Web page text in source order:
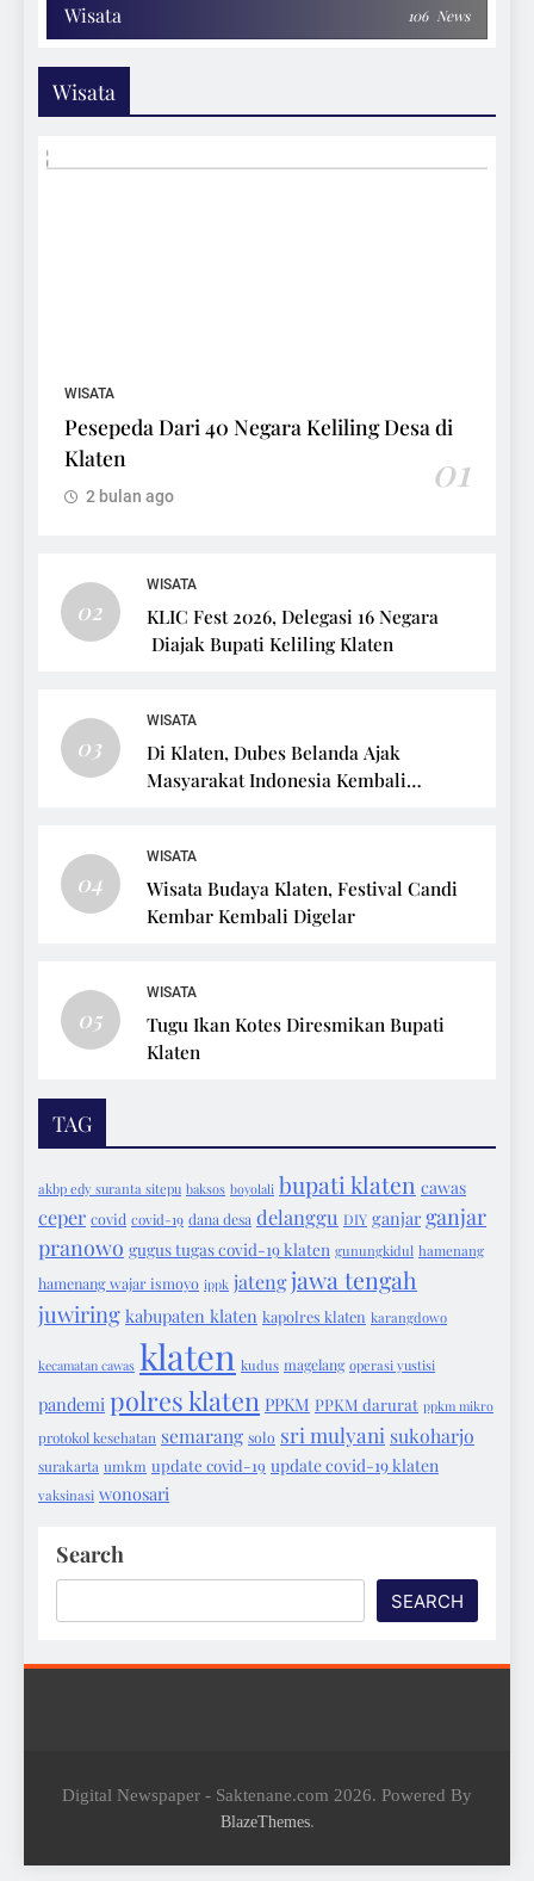
Wisata 106 News
Wisata
WISATA
Pesepeda Dari 40 Negara Keliling Desa di
Klaten
01
2 bulan ago
02
WISATA
KLIC Fest 2026, Delegasi 16 Negara
Diajak Bupati Keliling Klaten
03
WISATA
Di Klaten, Dubes Belanda Ajak
Masyarakat Indonesia Kembali
04
WISATA
Wisata Budaya Klaten, Festival Candi
Kembar Kembali Digelar
05
WISATA
Tugu Ikan Kotes Diresmikan Bupati
Klaten
TAG
akbp edy suranta sitepu baksos boyolali bupati klaten cawas
ceper covid covid-19 dana desa delanggu DIY ganjar ganjar
pranowo gugus tugas covid-19 klaten gunungkidul hamenang
hamenang wajar ismoyo ippk jatengjawa tengah
juwiring kabupaten klaten kapolres klaten karangdowo
kecamatan cawas klaten kudus magelang operasi yustisi
pandemi polres klaten PPKM PPKM darurat ppkm mikro
protokol kesehatan semarang solo sri mulyani sukoharjo
surakarta umkm update covid-19 update covid-19 klaten
vaksinasi wonosari
Search
SEARCH
Digital Newspaper - Saktenane.com 2026. Powered By
BlazeThemes.